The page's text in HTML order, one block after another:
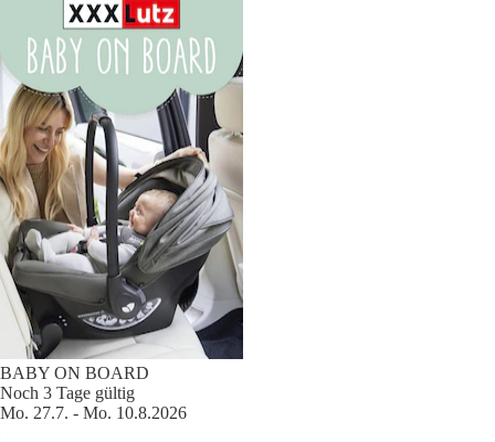
BABY ON BOARD
Noch 3 Tage gültig
Mo. 27.7. - Mo. 10.8.2026